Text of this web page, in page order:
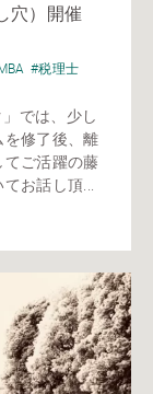
穴）開催
#税理士
では、少し
修了後、離
ご活躍の藤
お話し頂...